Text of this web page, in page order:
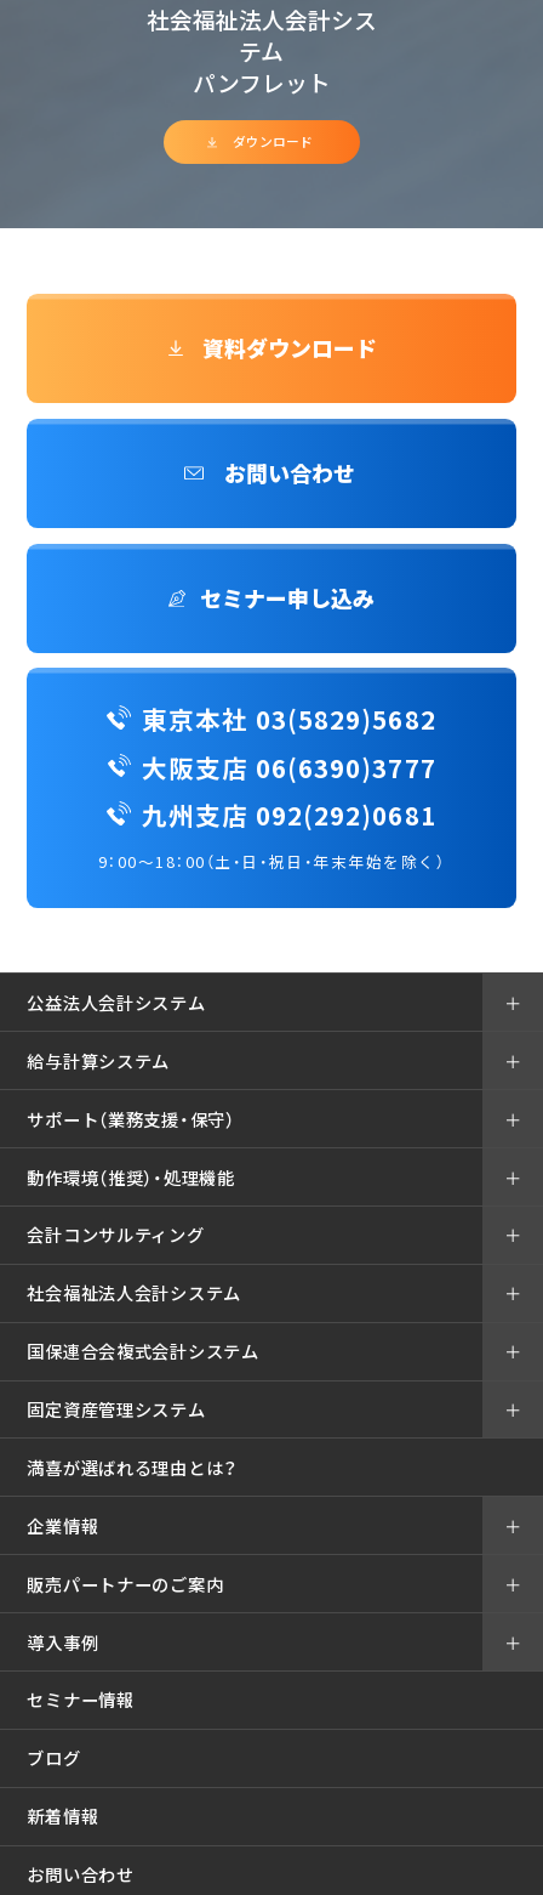
社会福祉法人会計シス
テム
パンフレット
ダウンロード
資料ダウンロード
お問い合わせ
セミナー申し込み
東京本社 03(5829)5682
大阪支店 06(6390)3777
九州支店 092(292)0681
9：00～18：00（土・日・祝日・年末年始を除く）
公益法人会計システム ＋
給与計算システム ＋
サポート（業務支援・保守） ＋
動作環境（推奨）・処理機能 ＋
会計コンサルティング ＋
社会福祉法人会計システム ＋
国保連合会複式会計システム ＋
固定資産管理システム ＋
満喜が選ばれる理由とは？
企業情報 ＋
販売パートナーのご案内 ＋
導入事例
セミナー情報
＋
ブログ
新着情報
お問い合わせ